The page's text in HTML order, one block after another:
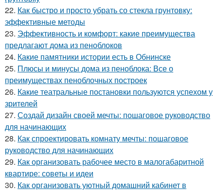
22. Как быстро и просто убрать со стекла грунтовку:
эффективные методы
23. Эффективность и комфорт: какие преимущества
предлагают дома из пеноблоков
24. Какие памятники истории есть в Обнинске
25. Плюсы и минусы дома из пеноблока: Все о
преимуществах пеноблочных построек
26. Какие театральные постановки пользуются успехом у
зрителей
27. Создай дизайн своей мечты: пошаговое руководство
для начинающих
28. Как спроектировать комнату мечты: пошаговое
руководство для начинающих
29. Как организовать рабочее место в малогабаритной
квартире: советы и идеи
30. Как организовать уютный домашний кабинет в